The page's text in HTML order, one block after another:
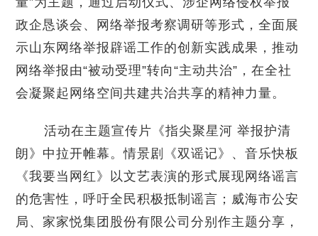
政企恳谈会、网络举报考察调研等形式，全面展
示山东网络举报辟谣工作的创新实践成果，推动
网络举报由“被动受理”转向“主动共治”，在全社
会凝聚起网络空间共建共治共享的精神力量。
活动在主题宣传片《指尖聚星河 举报护清
朗》中拉开帷幕。情景剧《双谣记》、音乐快板
《我要当网红》以文艺表演的形式展现网络谣言
的危害性，呼吁全民积极抵制谣言；威海市公安
局、家家悦集团股份有限公司分别作主题分享，